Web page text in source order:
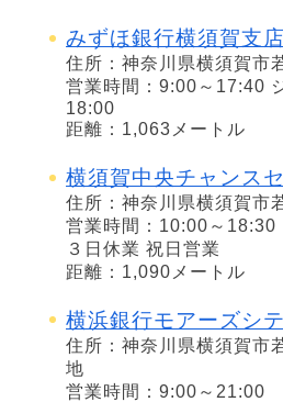
みずほ銀行横須賀支店
住所：神奈川県横須賀市
営業時間：9:00～17:40
18:00
距離：1,063メートル
横須賀中央チャンス
住所：神奈川県横須賀市
営業時間：10:00～18:30
３日休業 祝日営業
距離：1,090メートル
横浜銀行モアーズシ
住所：神奈川県横須賀市
地
営業時間：9:00～21:00